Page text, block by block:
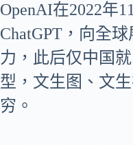
OpenAI在2022年
ChatGPT，向全
力，此后仅中国
型，文生图、文
穷。